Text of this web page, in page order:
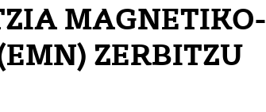
MAGNETIKO-
ZERBITZU